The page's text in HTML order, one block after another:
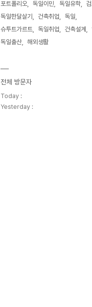
포트폴리오
독일이민 독일유학
독일한달살기
건축취업
독일
슈투트가르트
독일취업 건축설계
독일출산
해외생활
전체 방문자
Today :
Yesterday :